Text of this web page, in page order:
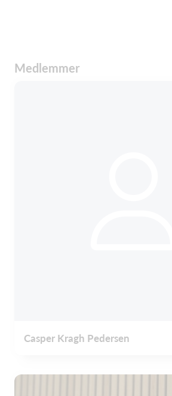
Medlemmer
Casper Kragh Pedersen